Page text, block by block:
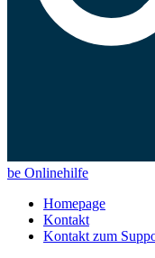
be Onlinehilfe
Homepage
Kontakt
Kontakt zum